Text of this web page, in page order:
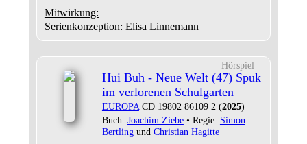
Mitwirkung:
Serienkonzeption: Elisa Linnemann
Hörspiel
Hui Buh - Neue Welt (47) Spuk
im verlorenen Schulgarten
EUROPACD 19802 86109 2 (2025)
Buch: Joachim Ziebe• Regie: Simon
Bertlingund Christian Hagitte